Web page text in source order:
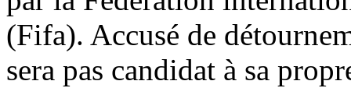
(Fifa). Accusé de
sera pas candidat à sa